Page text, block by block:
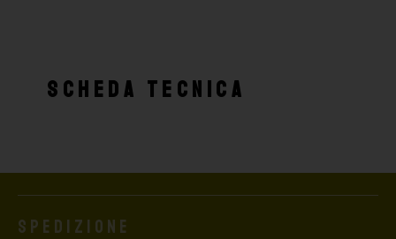
SCHEDA TECNICA
Spedizione